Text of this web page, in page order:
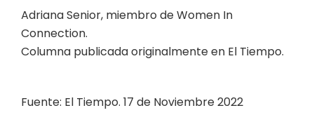
Adriana Senior, miembro de Women In
Connection.
Columna publicada originalmente en El Tiempo.
Fuente: El Tiempo. 17 de Noviembre 2022